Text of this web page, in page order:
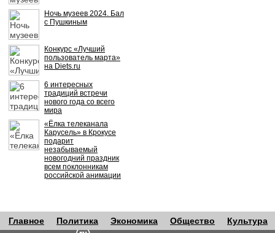
Ночь музеев 2024. Бал
с Пушкиным
Конкурс «Лучший
пользователь марта»
на Diets.ru
6 интересных
традиций встречи
нового года со всего
мира
«Ёлка телеканала
Карусель» в Крокусе
подарит
незабываемый
новогодний праздник
всем поклонникам
российской анимации
Главное Политика Экономика Общество Культура